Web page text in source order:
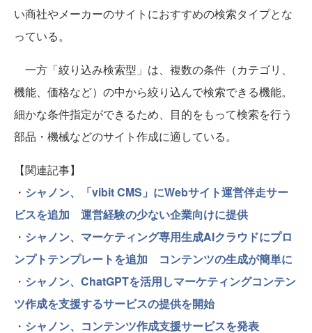
い商社やメーカーのサイトにおすすめの検索タイプとな
っている。
一方「絞り込み検索型」は、複数の条件（カテゴリ、
機能、価格など）の中から絞り込んで検索できる機能。
細かな条件指定ができるため、目的をもって検索を行う
部品・機械などのサイト作成に適している。
【関連記事】
・ シャノン、「vibit CMS」にWebサイト運営伴走サー
ビスを追加 運営経験の少ない企業向けに提供
・ シャノン、マーケティング専用生成AIクラウドにプロ
ンプトテンプレートを追加 コンテンツの生成が簡単に
・ シャノン、ChatGPTを活用しマーケティングコンテン
ツ作成を支援するサービスの提供を開始
・ シャノン、コンテンツ作成支援サービスを発表